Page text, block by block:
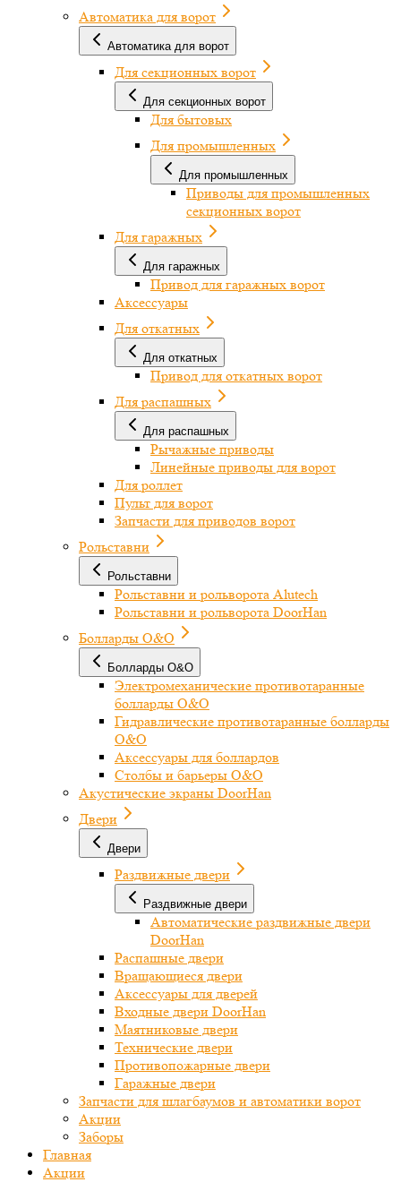
Автоматика для ворот
Автоматика для ворот
Для секционных ворот
Для секционных ворот
Для бытовых
Для промышленных
Для промышленных
Приводы для промышленных
секционных ворот
Для гаражных
Для гаражных
Привод для гаражных ворот
Аксессуары
Для откатных
Для откатных
Привод для откатных ворот
Для распашных
Для распашных
Рычажные приводы
Линейные приводы для ворот
Для роллет
Пульт для ворот
Запчасти для приводов ворот
Рольставни
Рольставни
Рольставни и рольворота Alutech
Рольставни и рольворота DoorHan
Болларды O&O
Болларды O&O
Электромеханические противотаранные
болларды O&O
Гидравлические противотаранные болларды
O&O
Аксессуары для боллардов
Столбы и барьеры O&O
Акустические экраны DoorHan
Двери
Двери
Раздвижные двери
Раздвижные двери
Автоматические раздвижные двери
DoorHan
Распашные двери
Вращающиеся двери
Аксессуары для дверей
Входные двери DoorHan
Маятниковые двери
Технические двери
Противопожарные двери
Гаражные двери
Запчасти для шлагбаумов и автоматики ворот
Акции
Заборы
Главная
Акции